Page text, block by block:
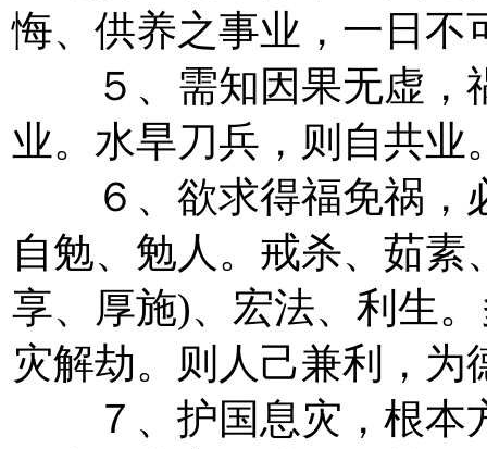
悔、供养之事业，一日不
５、需知因果无虚，
业。水旱刀兵，则自共业
６、欲求得福免祸，
自勉、勉人。戒杀、茹
享、厚施)、宏法、利生
灾解劫。则人己兼利，为
７、护国息灾，根本